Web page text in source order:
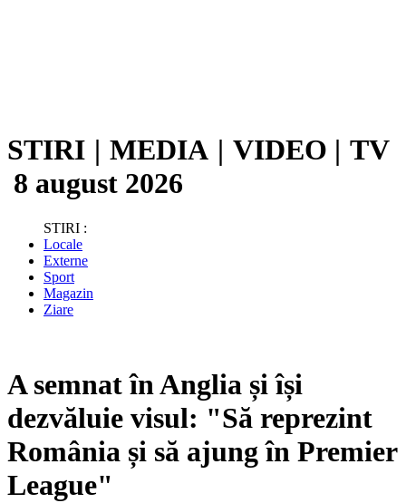
STIRI | MEDIA | VIDEO | TV
8 august 2026
STIRI :
Locale
Externe
Sport
Magazin
Ziare
A semnat în Anglia și își
dezvăluie visul: "Să reprezint
România și să ajung în Premier
League"